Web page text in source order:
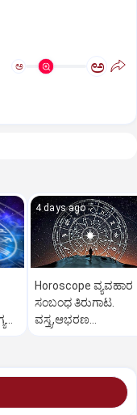
ಅ ಅ
4 days ago
Horoscope ವ್ಯವಹಾರ
ಸಂಬಂಧ ತಿರುಗಾಟ.
ವಸ್ತ್ರ,ಆಭರಣ